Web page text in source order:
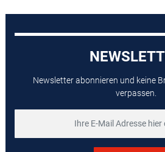
Newsletter abonnieren und keine
verpassen.